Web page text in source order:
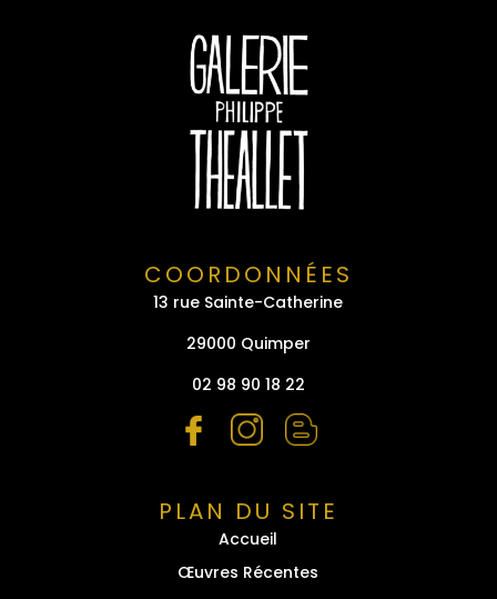
COORDONNÉES
13 rue Sainte-Catherine
29000 Quimper
02 98 90 18 22
PLAN DU SITE
Accueil
Œuvres Récentes